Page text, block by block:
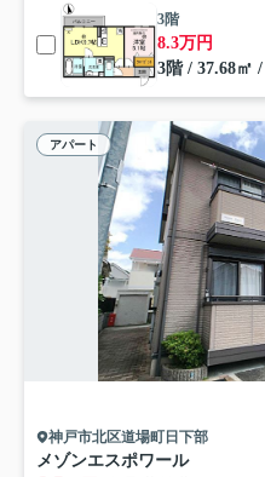
3階
8.3万円
3階 / 37.68㎡
アパート
神戸市北区道場町日下部
メゾンエスポワール